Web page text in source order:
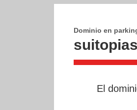
Dominio en
El